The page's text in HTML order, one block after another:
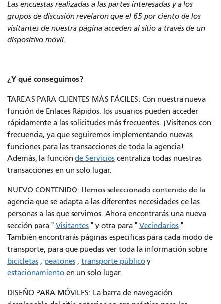
Las encuestas realizadas a las partes interesadas y a los
grupos de discusión revelaron que el 65 por ciento de los
visitantes de nuestra página acceden al sitio a través de un
dispositivo móvil.
¿Y qué conseguimos?
TAREAS PARA CLIENTES MÁS FÁCILES: Con nuestra nueva
función de Enlaces Rápidos, los usuarios pueden acceder
rápidamente a las solicitudes más frecuentes. ¡Visítenos con
frecuencia, ya que seguiremos implementando nuevas
funciones para las transacciones de toda la agencia!
Además, la función de Servicios centraliza todas nuestras
transacciones en un solo lugar.
NUEVO CONTENIDO: Hemos seleccionado contenido de la
agencia que se adapta a las diferentes necesidades de las
personas a las que servimos. Ahora encontrarás una nueva
sección para " Visitantes " y otra para " Vecindarios ".
También encontrarás páginas específicas para cada modo de
transporte, para que puedas ver toda la información sobre
bicicletas , peatones , transporte público y
estacionamiento en un solo lugar.
DISEÑO PARA MÓVILES: La barra de navegación